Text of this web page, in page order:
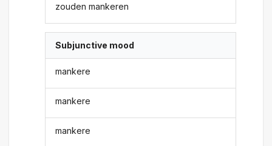
zouden mankeren
Subjunctive mood
mankere
mankere
mankere